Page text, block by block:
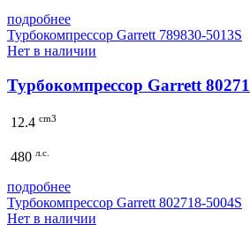
подробнее
Турбокомпрессор Garrett 789830-5013S
Нет в наличии
Турбокомпрессор Garrett
12.4 cm3
480 л.с.
подробнее
Турбокомпрессор Garrett 802718-5004S
Нет в наличии